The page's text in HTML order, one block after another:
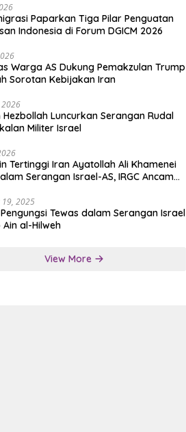
Paparkan Tiga Pilar Penguatan
Indonesia di Forum DGICM 2026
Warga AS Dukung Pemakzulan Trump
Sorotan Kebijakan Iran
Luncurkan Serangan Rudal
Militer Israel
Tertinggi Iran Ayatollah Ali Khamenei
Serangan Israel-AS, IRGC Ancam
19, 2025
Tewas dalam Serangan Israel
al-Hilweh
View More